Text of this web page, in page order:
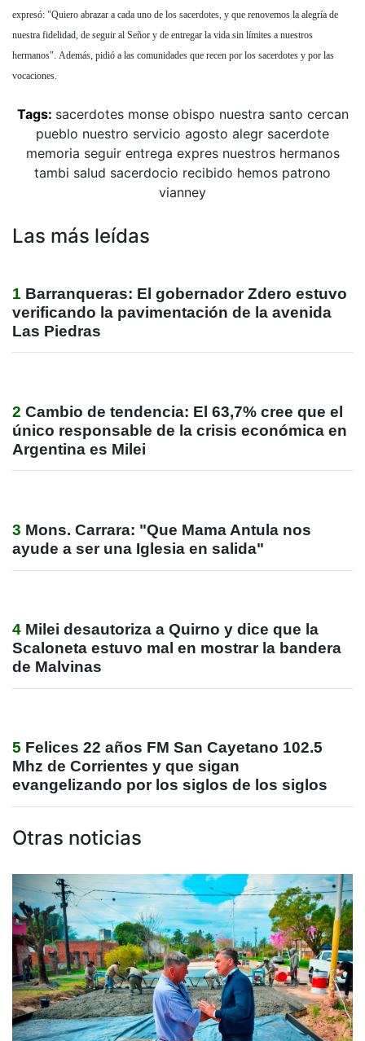
expresó: "Quiero abrazar a cada uno de los sacerdotes, y que renovemos la alegría de
nuestra fidelidad, de seguir al Señor y de entregar la vida sin límites a nuestros
hermanos". Además, pidió a las comunidades que recen por los sacerdotes y por las
vocaciones.
Tags: sacerdotes monse obispo nuestra santo cercan
pueblo nuestro servicio agosto alegr sacerdote
memoria seguir entrega expres nuestros hermanos
tambi salud sacerdocio recibido hemos patrono
vianney
Las más leídas
1 Barranqueras: El gobernador Zdero estuvo
verificando la pavimentación de la avenida
Las Piedras
2 Cambio de tendencia: El 63,7% cree que el
único responsable de la crisis económica en
Argentina es Milei
3 Mons. Carrara: "Que Mama Antula nos
ayude a ser una Iglesia en salida"
4 Milei desautoriza a Quirno y dice que la
Scaloneta estuvo mal en mostrar la bandera
de Malvinas
5 Felices 22 años FM San Cayetano 102.5
Mhz de Corrientes y que sigan
evangelizando por los siglos de los siglos
Otras noticias